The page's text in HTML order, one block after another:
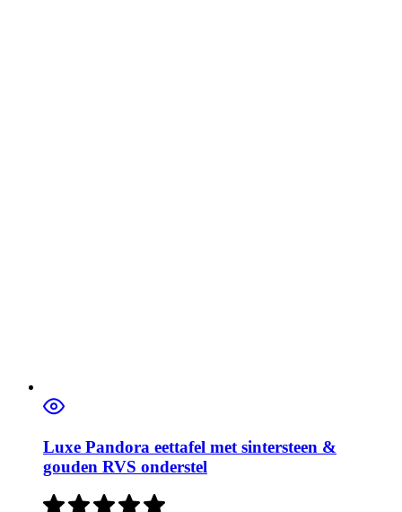
Luxe Pandora eettafel met sintersteen &
gouden RVS onderstel